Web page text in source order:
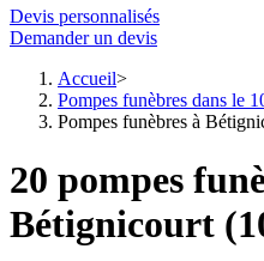
Devis personnalisés
Demander un devis
Accueil
Pompes funèbres dans le
Pompes funèbres à
20 pompes
Bétignicourt